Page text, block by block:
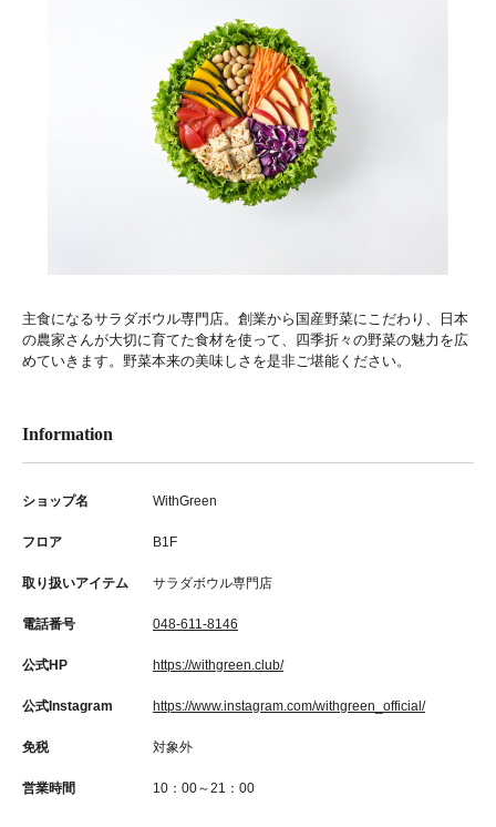
主食になるサラダボウル専門店。創業から国産野菜にこだわり、日本
の農家さんが大切に育てた食材を使って、四季折々の野菜の魅力を広
めていきます。野菜本来の美味しさを是非ご堪能ください。
Information
ショップ名 WithGreen
フロア B1F
取り扱いアイテム サラダボウル専門店
電話番号 048-611-8146
公式HP https://withgreen.club/
公式Instagram https://www.instagram.com/withgreen_official/
免税 対象外
営業時間 10：00～21：00